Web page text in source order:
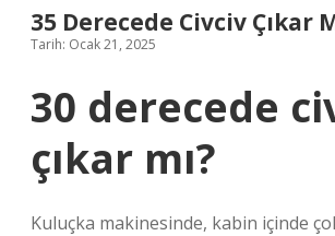
35 Derecede Civciv Çıkar
Tarih: Ocak 21, 2025
30 derecede
çıkar mı?
Kuluçka makinesinde, kabin içinde